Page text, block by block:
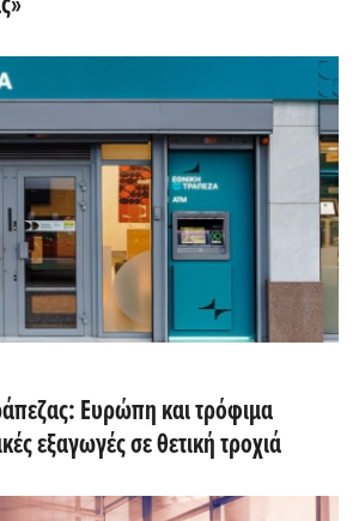
Ευρώπη και τρόφιμα
εξαγωγές σε θετική τροχιά